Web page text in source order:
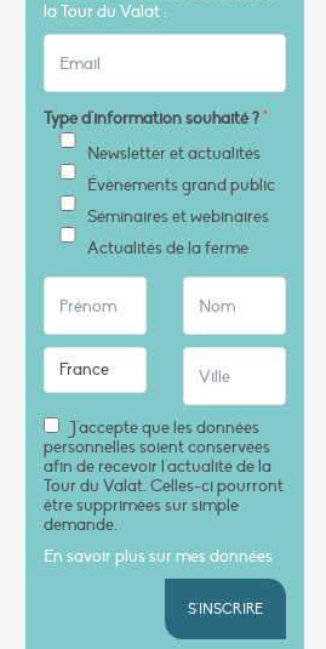
la Tour du Valat :
Type d'information souhaité ?*
Newsletter et actualités
Évènements grand public
Séminaires et webinaires
Actualités de la ferme
J'accepte que les données
personnelles soient conservées
afin de recevoir l'actualité de la
Tour du Valat. Celles-ci pourront
être supprimées sur simple
demande.
En savoir plus sur mes données
S'INSCRIRE